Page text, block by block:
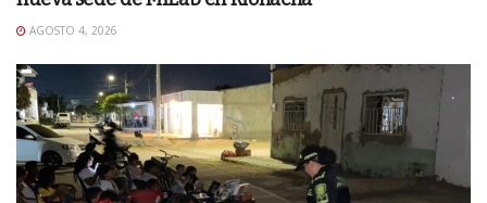
AGOSTO 4, 2026